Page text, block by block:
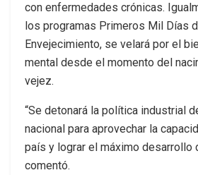
con enfermedades crónicas.
los programas Primeros Mil Días
Envejecimiento, se velará por el
mental desde el momento del
vejez.
“Se detonará la política industrial
nacional para aprovechar la
país y lograr el máximo desarrollo
comentó.